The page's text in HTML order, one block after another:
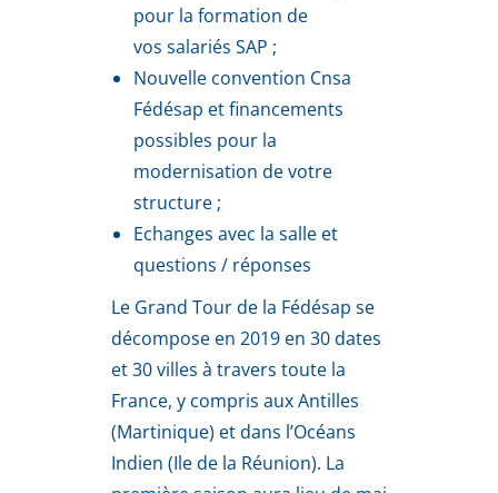
pour la formation de
vos salariés SAP ;
Nouvelle convention Cnsa
Fédésap et financements
possibles pour la
modernisation de votre
structure ;
Echanges avec la salle et
questions / réponses
Le Grand Tour de la Fédésap se
décompose en 2019 en 30 dates
et 30 villes à travers toute la
France, y compris aux Antilles
(Martinique) et dans l’Océans
Indien (Ile de la Réunion). La